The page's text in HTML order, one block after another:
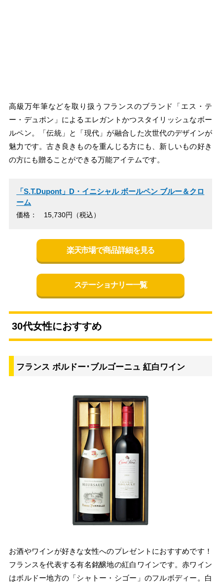
高級万年筆などを取り扱うフランスのブランド「エス・テ
ー・デュポン」によるエレガントかつスタイリッシュなボー
ルペン。「伝統」と「現代」が融合した次世代のデザインが
魅力です。古き良きものを重んじる方にも、新しいもの好き
の方にも贈ることができる万能アイテムです。
「S.T.Dupont」D・イニシャル ボールペン ブルー＆クロ
ーム
価格： 15,730円（税込）
楽天市場で商品詳細を見る
ステーショナリー一覧
30代女性におすすめ
フランス ボルドー･ブルゴーニュ 紅白ワイン
お酒やワインが好きな女性へのプレゼントにおすすめです！
フランスを代表する有名銘醸地の紅白ワインです。赤ワイン
はボルドー地方の「シャトー・シゴー」のフルボディー。白